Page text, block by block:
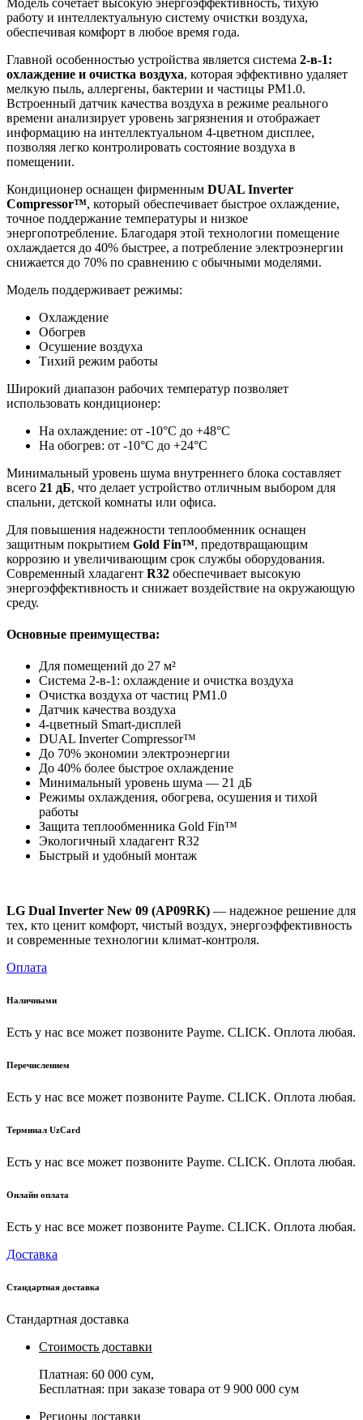
работу и интеллектуальную систему очистки воздуха,
обеспечивая комфорт в любое время года.
Главной особенностью устройства является система 2-в-1:
охлаждение и очистка воздуха, которая эффективно удаляет
мелкую пыль, аллергены, бактерии и частицы PM1.0.
Встроенный датчик качества воздуха в режиме реального
времени анализирует уровень загрязнения и отображает
информацию на интеллектуальном 4-цветном дисплее,
позволяя легко контролировать состояние воздуха в
помещении.
Кондиционер оснащен фирменным DUAL Inverter
Compressor™, который обеспечивает быстрое охлаждение,
точное поддержание температуры и низкое
энергопотребление. Благодаря этой технологии помещение
охлаждается до 40% быстрее, а потребление электроэнергии
снижается до 70% по сравнению с обычными моделями.
Модель поддерживает режимы:
Охлаждение
Обогрев
Осушение воздуха
Тихий режим работы
Широкий диапазон рабочих температур позволяет
использовать кондиционер:
На охлаждение: от -10°C до +48°C
На обогрев: от -10°C до +24°C
Минимальный уровень шума внутреннего блока составляет
всего 21 дБ, что делает устройство отличным выбором для
спальни, детской комнаты или офиса.
Для повышения надежности теплообменник оснащен
защитным покрытием Gold Fin™, предотвращающим
коррозию и увеличивающим срок службы оборудования.
Современный хладагент R32 обеспечивает высокую
энергоэффективность и снижает воздействие на окружающую
среду.
Основные преимущества:
Для помещений до 27 м²
Система 2-в-1: охлаждение и очистка воздуха
Очистка воздуха от частиц PM1.0
Датчик качества воздуха
4-цветный Smart-дисплей
DUAL Inverter Compressor™
До 70% экономии электроэнергии
До 40% более быстрое охлаждение
Минимальный уровень шума — 21 дБ
Режимы охлаждения, обогрева, осушения и тихой
работы
Защита теплообменника Gold Fin™
Экологичный хладагент R32
Быстрый и удобный монтаж
LG Dual Inverter New 09 (AP09RK) — надежное решение для
тех, кто ценит комфорт, чистый воздух, энергоэффективность
и современные технологии климат-контроля.
Оплата
Наличными
Есть у нас все может позвоните Payme. CLICK. Оплота любая.
Перечислением
Есть у нас все может позвоните Payme. CLICK. Оплота любая.
Терминал UzCard
Есть у нас все может позвоните Payme. CLICK. Оплота любая.
Онлайн оплата
Есть у нас все может позвоните Payme. CLICK. Оплота любая.
Доставка
Стандартная доставка
Стандартная доставка
Стоимость доставки
Платная: 60 000 сум,
Бесплатная: при заказе товара от 9 900 000 сум
Регионы доставки